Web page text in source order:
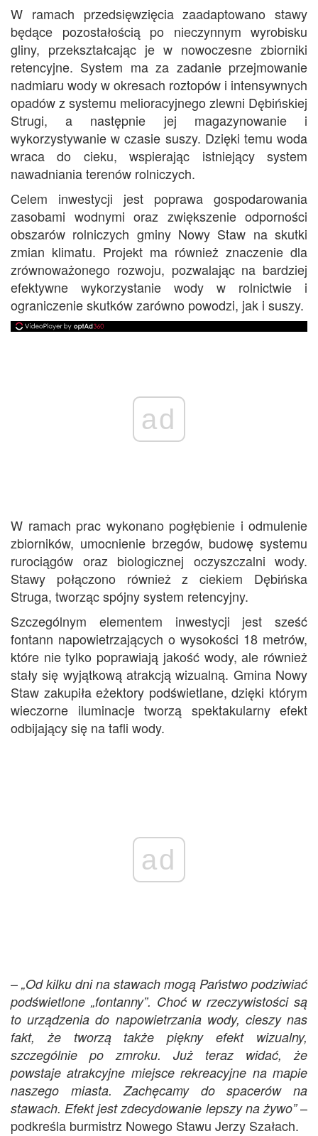
W ramach przedsięwzięcia zaadaptowano stawy
będące pozostałością po nieczynnym wyrobisku
gliny, przekształcając je w nowoczesne zbiorniki
retencyjne. System ma za zadanie przejmowanie
nadmiaru wody w okresach roztopów i intensywnych
opadów z systemu melioracyjnego zlewni Dębińskiej
Strugi, a następnie jej magazynowanie i
wykorzystywanie w czasie suszy. Dzięki temu woda
wraca do cieku, wspierając istniejący system
nawadniania terenów rolniczych.
Celem inwestycji jest poprawa gospodarowania
zasobami wodnymi oraz zwiększenie odporności
obszarów rolniczych gminy Nowy Staw na skutki
zmian klimatu. Projekt ma również znaczenie dla
zrównoważonego rozwoju, pozwalając na bardziej
efektywne wykorzystanie wody w rolnictwie i
ograniczenie skutków zarówno powodzi, jak i suszy.
ad
W ramach prac wykonano pogłębienie i odmulenie
zbiorników, umocnienie brzegów, budowę systemu
rurociągów oraz biologicznej oczyszczalni wody.
Stawy połączono również z ciekiem Dębińska
Struga, tworząc spójny system retencyjny.
Szczególnym elementem inwestycji jest sześć
fontann napowietrzających o wysokości 18 metrów,
które nie tylko poprawiają jakość wody, ale również
stały się wyjątkową atrakcją wizualną. Gmina Nowy
Staw zakupiła eżektory podświetlane, dzięki którym
wieczorne iluminacje tworzą spektakularny efekt
odbijający się na tafli wody.
ad
– „Od kilku dni na stawach mogą Państwo podziwiać
podświetlone „fontanny”. Choć w rzeczywistości są
to urządzenia do napowietrzania wody, cieszy nas
fakt, że tworzą także piękny efekt wizualny,
szczególnie po zmroku. Już teraz widać, że
powstaje atrakcyjne miejsce rekreacyjne na mapie
naszego miasta. Zachęcamy do spacerów na
stawach. Efekt jest zdecydowanie lepszy na żywo”–
podkreśla burmistrz Nowego Stawu Jerzy Szałach.